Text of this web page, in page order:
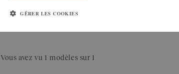
Vous avez vu 1 modèles sur 1
GÉRER LES COOKIES